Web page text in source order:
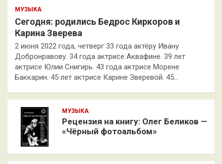
МУЗЫКА
Сегодня: родились Бедрос Киркоров и
Карина Зверева
2 июня 2022 года, четверг 33 года актёру Ивану
Добронравову. 34 года актрисе Аквафине. 39 лет
актрисе Юлии Снигирь. 43 года актрисе Морене
Баккарин. 45 лет актрисе Карине Зверевой. 45…
МУЗЫКА
Рецензия на книгу: Олег Беликов —
«Чёрный фотоальбом»